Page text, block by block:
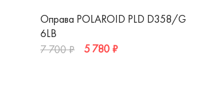
Оправа POLAROID PLD D358/G
6LB
7 700 ₽
5 780 ₽